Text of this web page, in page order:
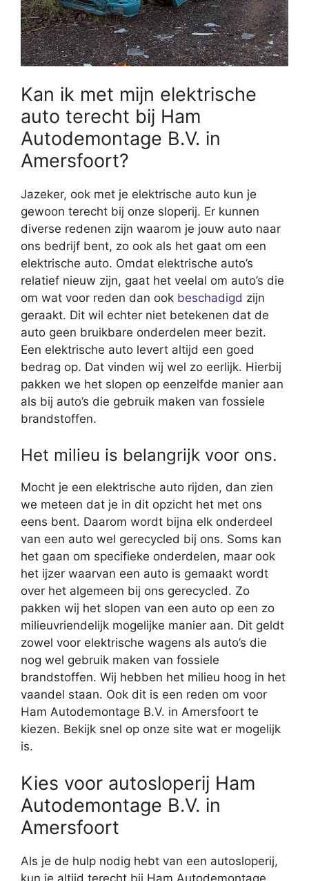
Kan ik met mijn elektrische
auto terecht bij Ham
Autodemontage B.V. in
Amersfoort?
Jazeker, ook met je elektrische auto kun je
gewoon terecht bij onze sloperij. Er kunnen
diverse redenen zijn waarom je jouw auto naar
ons bedrijf bent, zo ook als het gaat om een
elektrische auto. Omdat elektrische auto’s
relatief nieuw zijn, gaat het veelal om auto’s die
om wat voor reden dan ook beschadigd zijn
geraakt. Dit wil echter niet betekenen dat de
auto geen bruikbare onderdelen meer bezit.
Een elektrische auto levert altijd een goed
bedrag op. Dat vinden wij wel zo eerlijk. Hierbij
pakken we het slopen op eenzelfde manier aan
als bij auto’s die gebruik maken van fossiele
brandstoffen.
Het milieu is belangrijk voor ons.
Mocht je een elektrische auto rijden, dan zien
we meteen dat je in dit opzicht het met ons
eens bent. Daarom wordt bijna elk onderdeel
van een auto wel gerecycled bij ons. Soms kan
het gaan om specifieke onderdelen, maar ook
het ijzer waarvan een auto is gemaakt wordt
over het algemeen bij ons gerecycled. Zo
pakken wij het slopen van een auto op een zo
milieuvriendelijk mogelijke manier aan. Dit geldt
zowel voor elektrische wagens als auto’s die
nog wel gebruik maken van fossiele
brandstoffen. Wij hebben het milieu hoog in het
vaandel staan. Ook dit is een reden om voor
Ham Autodemontage B.V. in Amersfoort te
kiezen. Bekijk snel op onze site wat er mogelijk
is.
Kies voor autosloperij Ham
Autodemontage B.V. in
Amersfoort
Als je de hulp nodig hebt van een autosloperij,